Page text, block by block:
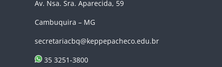
Av. Nsa. Sra. Aparecida, 59
Cambuquira – MG
secretariacbq@keppepacheco.edu.br
35 3251-3800